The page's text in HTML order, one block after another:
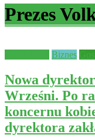
Prezes
Biznes
Nowa
Wrześni. Po
koncernu
dyrektora